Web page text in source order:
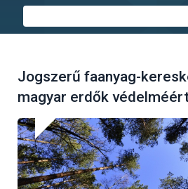
Jogszerű faanyag-
magyar erdők